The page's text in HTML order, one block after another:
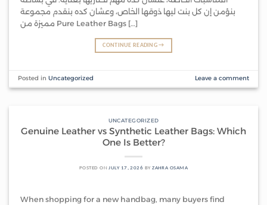
بنؤمن إن كل بنت ليها ذوقها الخاص، وعشان كده بنقدم مجموعة
مميزة من Pure Leather Bags […]
CONTINUE READING→
Posted inUncategorized Leave a comment
UNCATEGORIZED
Genuine Leather vs Synthetic Leather Bags: Which
One Is Better?
POSTED ON JULY 17, 2026 BYZAHRA OSAMA
When shopping for a new handbag, many buyers find